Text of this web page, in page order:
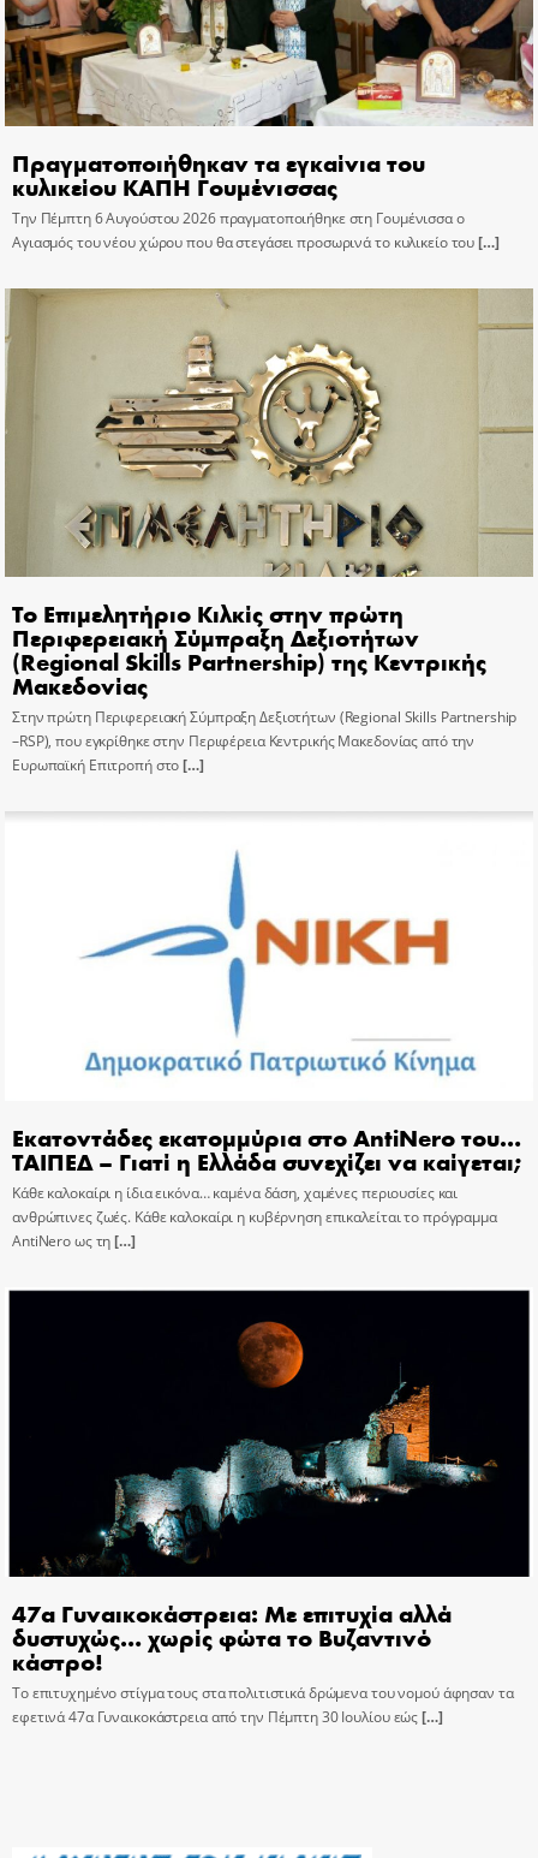
Πραγματοποιήθηκαν τα εγκαίνια του
κυλικείου ΚΑΠΗ Γουμένισσας
Την Πέμπτη 6 Αυγούστου 2026 πραγματοποιήθηκε στη Γουμένισσα ο
Αγιασμός του νέου χώρου που θα στεγάσει προσωρινά το κυλικείο του[…]
Το Επιμελητήριο Κιλκίς στην πρώτη
Περιφερειακή Σύμπραξη Δεξιοτήτων
(Regional Skills Partnership) της Κεντρικής
Μακεδονίας
Στην πρώτη Περιφερειακή Σύμπραξη Δεξιοτήτων (Regional Skills Partnership
–RSP), που εγκρίθηκε στην Περιφέρεια Κεντρικής Μακεδονίας από την
Ευρωπαϊκή Επιτροπή στο[…]
Εκατοντάδες εκατομμύρια στο AntiNero του…
ΤΑΙΠΕΔ – Γιατί η Ελλάδα συνεχίζει να καίγεται;
Κάθε καλοκαίρι η ίδια εικόνα… καμένα δάση, χαμένες περιουσίες και
ανθρώπινες ζωές. Κάθε καλοκαίρι η κυβέρνηση επικαλείται το πρόγραμμα
AntiNero ως τη[…]
47α Γυναικοκάστρεια: Με επιτυχία αλλά
δυστυχώς… χωρίς φώτα το Βυζαντινό
κάστρο!
Το επιτυχημένο στίγμα τους στα πολιτιστικά δρώμενα του νομού άφησαν τα
εφετινά 47α Γυναικοκάστρεια από την Πέμπτη 30 Ιουλίου εώς[…]